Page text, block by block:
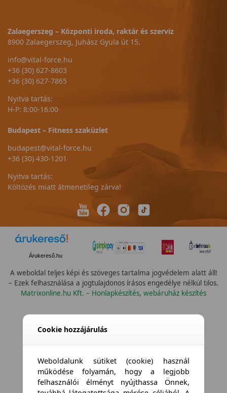
Zalaegerszeg – Központi iroda, raktár és szerviz
8900 Zalaegerszeg, Juhász Gyula út 15.
info@vital-force.hu
+36 (30) 627-8603
+36 (30) 627-7865
Nyitva tartás:
H-P: 8:00-16:00
Budapest – Fitness szaküzlet
budapest@vital-force.hu
+36 (30) 430-1201
Nyitva tartás:
Költözés miatt átmenetileg zárva!
Árukereső.hu
A weboldal teljes képi és szöveges tartalma jogvédelem alatt áll!
– Ezek felhasználása a jogtulajdonos írásos engedélye nélkül tilos.
Matrixonline.hu Kft. – Honlapkészítés, webáruház készítés
Cookie hozzájárulás
Weboldalunk sütiket (cookie) használ
működése folyamán, hogy a legjobb
felhasználói élményt nyújthassa Önnek,
Összes vízállóság